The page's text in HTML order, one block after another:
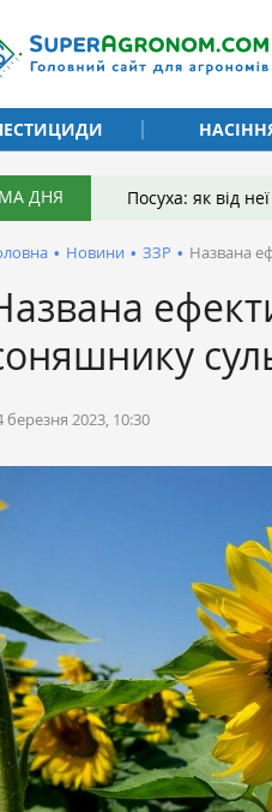
ДНЯ Посуха: як від
• Новини • ЗЗР • Названа
березня 2023, 10:30